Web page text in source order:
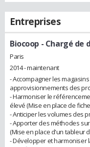
Entreprises
Biocoop - Chargé de
Paris
2014 - maintenant
- Accompagner les
approvisionnements des
- Harmoniser le
élevé (Mise en place de
- Anticiper les volumes des
- Apporter des méthodes
(Mise en place d'un tableur
- Développer et harmoniser